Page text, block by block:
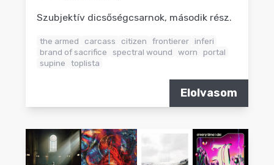
Szubjektív dicsőségcsarnok, második rész.
the armed carcass citizen frontierer inferi
brand of sacrifice
spectral wound worn
portal
supine
toplista
Elolvasom